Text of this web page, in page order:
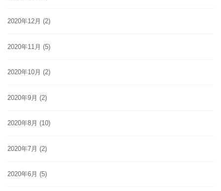
2020年12月 (2)
2020年11月 (5)
2020年10月 (2)
2020年9月 (2)
2020年8月 (10)
2020年7月 (2)
2020年6月 (5)